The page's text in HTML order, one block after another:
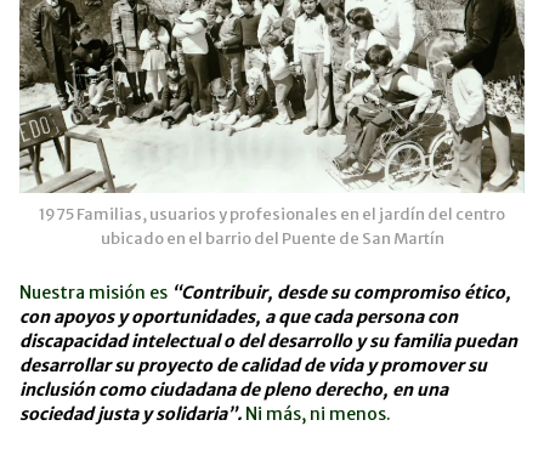
1975 Familias, usuarios y profesionales en el jardín del centro
ubicado en el barrio del Puente de San Martín
Nuestra misión es “Contribuir, desde su compromiso ético,
con apoyos y oportunidades, a que cada persona con
discapacidad intelectual o del desarrollo y su familia puedan
desarrollar su proyecto de calidad de vida y promover su
inclusión como ciudadana de pleno derecho, en una
sociedad justa y solidaria”. Ni más, ni menos.